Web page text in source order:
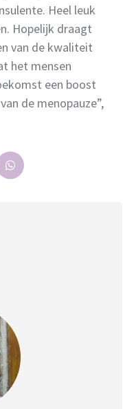
Heel leuk
Hopelijk draagt
van de kwaliteit
het mensen
een boost
de menopauze”,